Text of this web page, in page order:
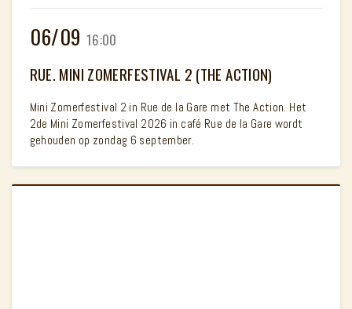
06/09 16:00
RUE. MINI ZOMERFESTIVAL 2 (THE ACTION)
Mini Zomerfestival 2 in Rue de la Gare met The Action. Het
2de Mini Zomerfestival 2026 in café Rue de la Gare wordt
gehouden op zondag 6 september.